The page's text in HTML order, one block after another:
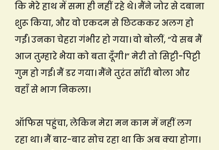
कि मेरे हाथ में समा ही नहीं रहे थे। मैंने जोर से दबाना
शुरू किया, और वो एकदम से छिटककर अलग हो
गईं। उनका चेहरा गंभीर हो गया। वो बोलीं, “ये सब मैं
आज तुम्हारे भैया को बता दूँगी।” मेरी तो सिट्टी-पिट्टी
गुम हो गई। मैं डर गया। मैंने तुरंत सॉरी बोला और
वहाँ से भाग निकला।
ऑफिस पहुंचा, लेकिन मेरा मन काम में नहीं लग
रहा था। मैं बार-बार सोच रहा था कि अब क्या होगा।